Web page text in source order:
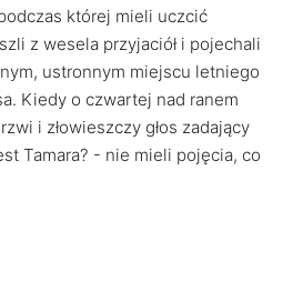
której mieli uczcić
z wesela przyjaciół i pojechali
ustronnym miejscu letniego
Kiedy o czwartej nad ranem
i złowieszczy głos zadający
Tamara? - nie mieli pojęcia, co